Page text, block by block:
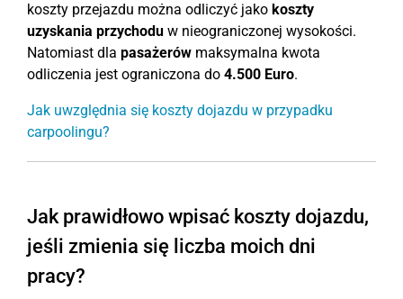
koszty przejazdu można odliczyć jako koszty
uzyskania przychodu w nieograniczonej wysokości.
Natomiast dla pasażerów maksymalna kwota
odliczenia jest ograniczona do 4.500 Euro.
Jak uwzględnia się koszty dojazdu w przypadku
carpoolingu?
Jak prawidłowo wpisać koszty dojazdu,
jeśli zmienia się liczba moich dni
pracy?